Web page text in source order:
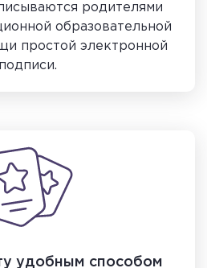
родителями
образовательной
простой электронной
подписи.
удобным способом